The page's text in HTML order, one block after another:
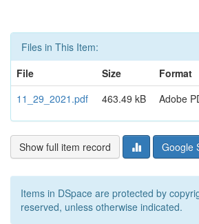
Files in This Item:
File
Size
Format
11_29_2021.pdf
463.49 kB Adobe
Show full item record Google
Items in DSpace are protected by
reserved, unless otherwise indicated.